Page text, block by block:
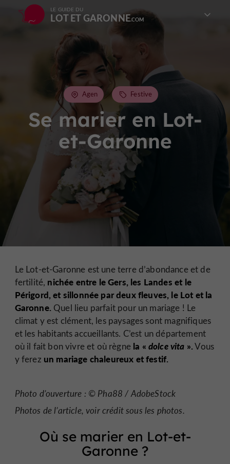
LE GUIDE DU
LOT ET GARONNE
Se marier en Lot-
et-Garonne
Agen Festive
Le Lot-et-Garonne est une terre d’abondance et de
fertilité, nichée entre le Gers, les Landes et le
Périgord, et sillonnée par deux fleuves, le Lot et la
Garonne. Quel lieu parfait pour un mariage ! Le
climat y est clément, les paysages sont magnifiques
et les habitants accueillants. C’est un département
où il fait bon vivre et où règne la « dolce vita ».Vous
y ferez un mariage chaleureux et festif.
Photo d’ouverture : © Pha88 / AdobeStock
Photos de l’article, voir crédit sous les photos.
Où se marier en Lot-et-
Garonne ?